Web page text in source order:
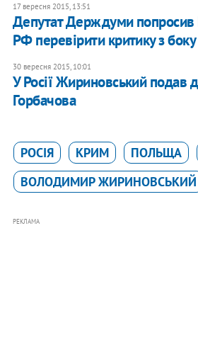
17 вересня 2015, 13:51
Депутат Держдуми попросив
РФ перевірити критику з
30 вересня 2015, 10:01
У Росії Жириновський подав
Горбачова
РОСІЯ КРИМ ПОЛЬЩА
ВОЛОДИМИР ЖИРИНОВСЬКИЙ
РЕКЛАМА